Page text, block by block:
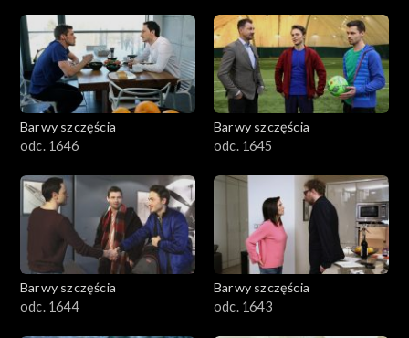
Barwy szczęścia
odc. 1646
Barwy szczęścia
odc. 1645
Barwy szczęścia
odc. 1644
Barwy szczęścia
odc. 1643